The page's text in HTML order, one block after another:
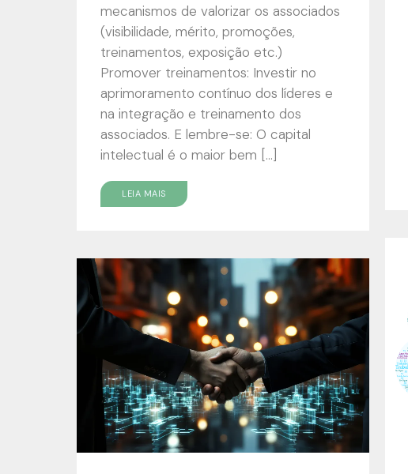
mecanismos de valorizar os associados
(visibilidade, mérito, promoções,
treinamentos, exposição etc.)
Promover treinamentos: Investir no
aprimoramento contínuo dos líderes e
na integração e treinamento dos
associados. E lembre-se: O capital
intelectual é o maior bem […]
LEIA MAIS